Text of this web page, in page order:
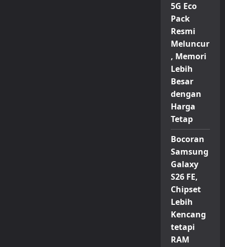
5G Eco
Pack
Resmi
Meluncur
, Memori
Lebih
Besar
dengan
Harga
Tetap
Bocoran
Samsung
Galaxy
S26 FE,
Chipset
Lebih
Kencang
tetapi
RAM